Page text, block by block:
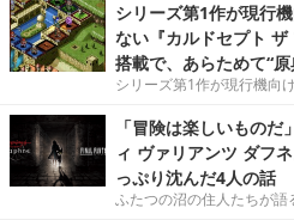
シリーズ第1作が現行
ない『カルドセプト
搭載で、あらためて“
シリーズ第1作が現行機向
「冒険は楽しいもの
ィ ヴァリアンツ ダフ
っぷり沈んだ4人の話
ふたつの沼の住人たちが語